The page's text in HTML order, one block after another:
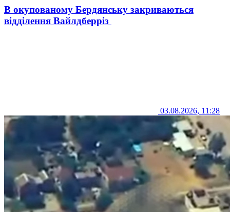
В окупованому Бердянську закриваються
відділення Вайлдберріз
03.08.2026, 11:28